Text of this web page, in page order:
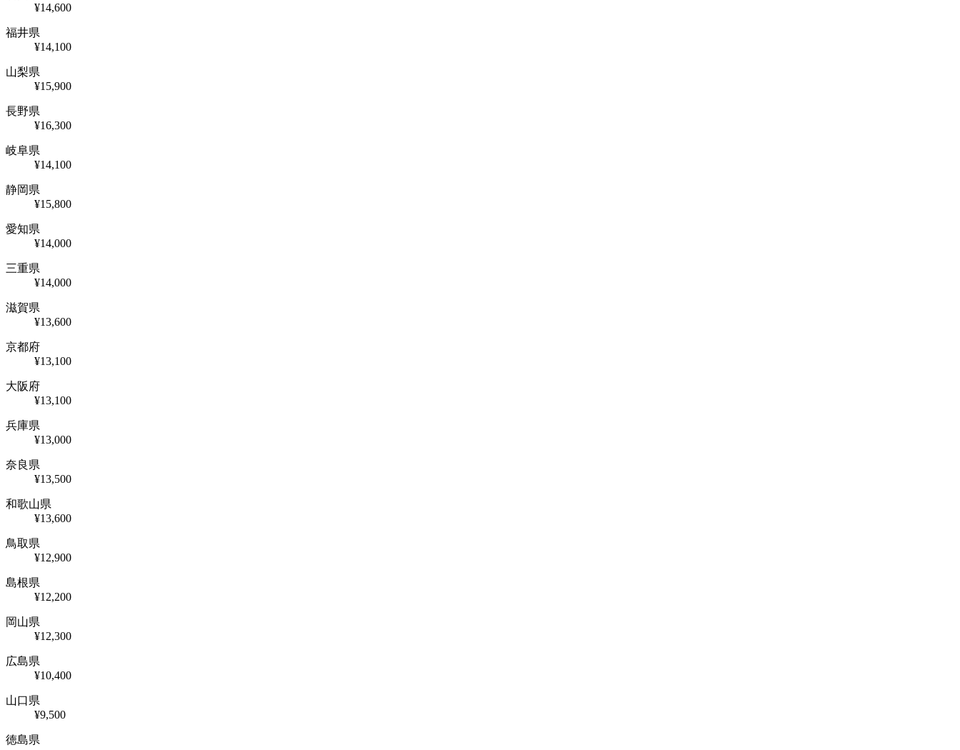
¥14,600
福井県
¥14,100
山梨県
¥15,900
長野県
¥16,300
岐阜県
¥14,100
静岡県
¥15,800
愛知県
¥14,000
三重県
¥14,000
滋賀県
¥13,600
京都府
¥13,100
大阪府
¥13,100
兵庫県
¥13,000
奈良県
¥13,500
和歌山県
¥13,600
鳥取県
¥12,900
島根県
¥12,200
岡山県
¥12,300
広島県
¥10,400
山口県
¥9,500
徳島県